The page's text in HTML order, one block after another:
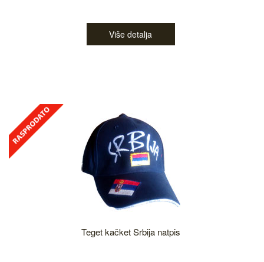
Više detalja
Teget kačket Srbija natpis